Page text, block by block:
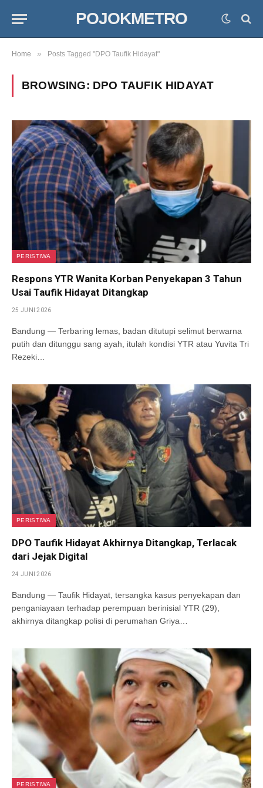
POJOKMETRO
Home » Posts Tagged "DPO Taufik Hidayat"
BROWSING: DPO TAUFIK HIDAYAT
PERISTIWA
Respons YTR Wanita Korban Penyekapan 3 Tahun
Usai Taufik Hidayat Ditangkap
25 JUNI 2026
Bandung — Terbaring lemas, badan ditutupi selimut berwarna
putih dan ditunggu sang ayah, itulah kondisi YTR atau Yuvita Tri
Rezeki…
PERISTIWA
DPO Taufik Hidayat Akhirnya Ditangkap, Terlacak
dari Jejak Digital
24 JUNI 2026
Bandung — Taufik Hidayat, tersangka kasus penyekapan dan
penganiayaan terhadap perempuan berinisial YTR (29),
akhirnya ditangkap polisi di perumahan Griya…
PERISTIWA